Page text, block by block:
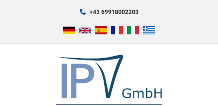
+43 69918002203